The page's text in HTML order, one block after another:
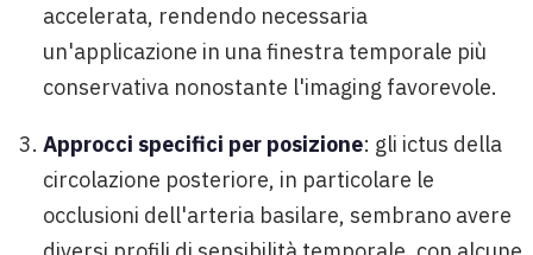
accelerata, rendendo necessaria
un'applicazione in una finestra temporale più
conservativa nonostante l'imaging favorevole.
Approcci specifici per posizione: gli ictus della
circolazione posteriore, in particolare le
occlusioni dell'arteria basilare, sembrano avere